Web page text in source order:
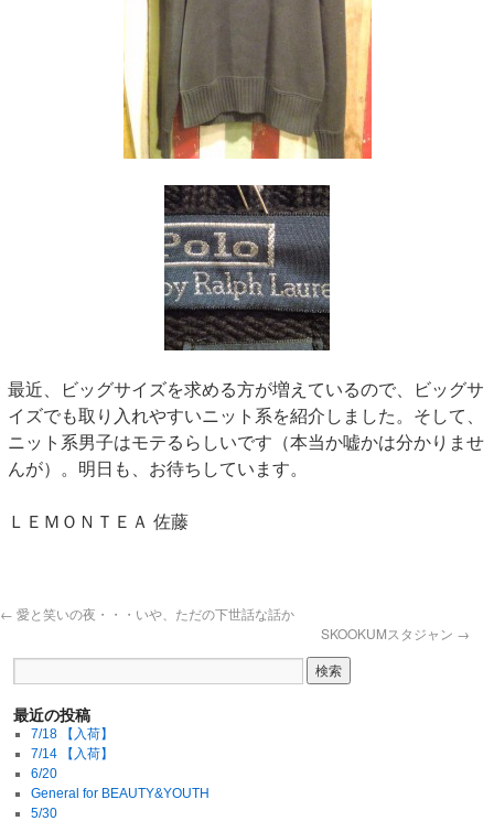
最近、ビッグサイズを求める方が増えているので、ビッグサ
イズでも取り入れやすいニット系を紹介しました。そして、
ニット系男子はモテるらしいです（本当か嘘かは分かりませ
んが）。明日も、お待ちしています。
ＬＥＭＯＮＴＥＡ 佐藤
← 愛と笑いの夜・・・いや、ただの下世話な話か
SKOOKUMスタジャン →
最近の投稿
7/18 【入荷】
7/14 【入荷】
6/20
General for BEAUTY&YOUTH
5/30